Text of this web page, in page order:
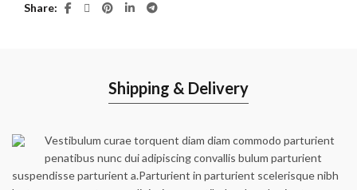
Share
Shipping & Delivery
Vestibulum curae torquent diam diam commodo parturient
penatibus nunc dui adipiscing convallis bulum parturient
suspendisse parturient a.Parturient in parturient scelerisque nibh